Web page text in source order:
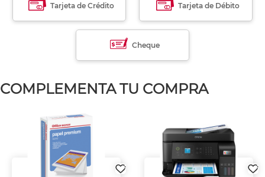
Tarjeta de Crédito Tarjeta de Débito
Cheque
COMPLEMENTA TU COMPRA